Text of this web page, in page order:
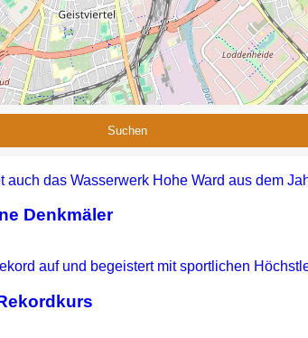
Suchen
Denkmäler